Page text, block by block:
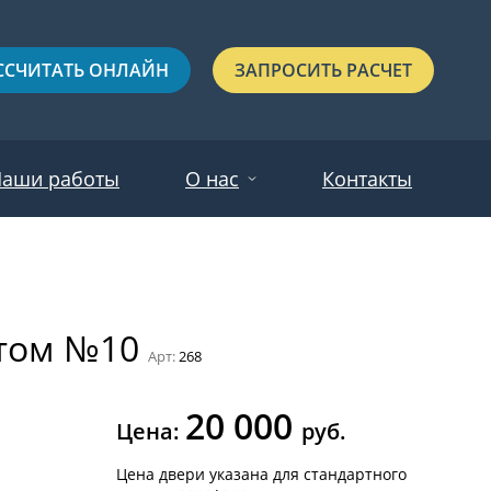
ОНЛАЙН ЗАПРОСИТЬ РАСЧЕТ
Черные
работы О нас Контакты
№10 Арт:268
Цена: 20 000 руб.
Цена двери указана для стандартного